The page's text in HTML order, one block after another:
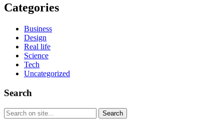
Categories
Business
Design
Real life
Science
Tech
Uncategorized
Search